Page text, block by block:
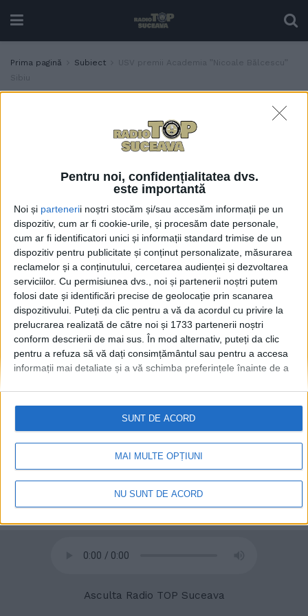
Pentru noi, confidențialitatea dvs.
este importantă
Noi și partenerii noștri stocăm și/sau accesăm informații pe un
dispozitiv, cum ar fi cookie-urile, și procesăm date personale,
cum ar fi identificatori unici și informații standard trimise de un
dispozitiv pentru publicitate și conținut personalizate, măsurarea
reclamelor și a conținutului, cercetarea audienței și dezvoltarea
serviciilor. Cu permisiunea dvs., noi și partenerii noștri putem
folosi date și identificări precise de geolocație prin scanarea
dispozitivului. Puteți da clic pentru a vă da acordul cu privire la
prelucrarea realizată de către noi și 1733 partenerii noștri
conform descrierii de mai sus. În mod alternativ, puteți da clic
pentru a refuza să vă dați consimțământul sau pentru a accesa
informații mai detaliate și a vă schimba preferințele înainte de a
retrageți consimțământul în orice moment, revenind la acest site
și făcând clic pe butonul "Confidențialitate" din partea de jos a
paginii web.
MAI MULTE OPȚIUNI
NU SUNT DE ACORD
SUNT DE ACORD
Prima pagină Subiect
USV premii Academia ”Nicoale Bălcescu”
Medalii și premii pentru
studenților suceveni, la
Salonul Internațional al
Inovării și Cercetării
Științifice Studențești
„Cadet INOVA’24”
16 APRILIE, 2024
Asculta Radio TOP Suceava